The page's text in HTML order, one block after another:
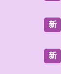
新
新